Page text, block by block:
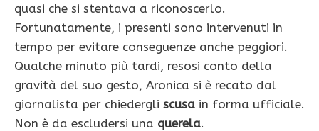
quasi che si stentava a riconoscerlo.
Fortunatamente, i presenti sono intervenuti in
tempo per evitare conseguenze anche peggiori.
Qualche minuto più tardi, resosi conto della
gravità del suo gesto, Aronica si è recato dal
giornalista per chiedergli scusa in forma ufficiale.
Non è da escludersi una querela.